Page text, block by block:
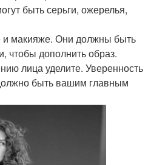
быть серьги, ожерелья,
и макияже. Они должны быть
чтобы дополнить образ.
лица уделите. Уверенность
быть вашим главным